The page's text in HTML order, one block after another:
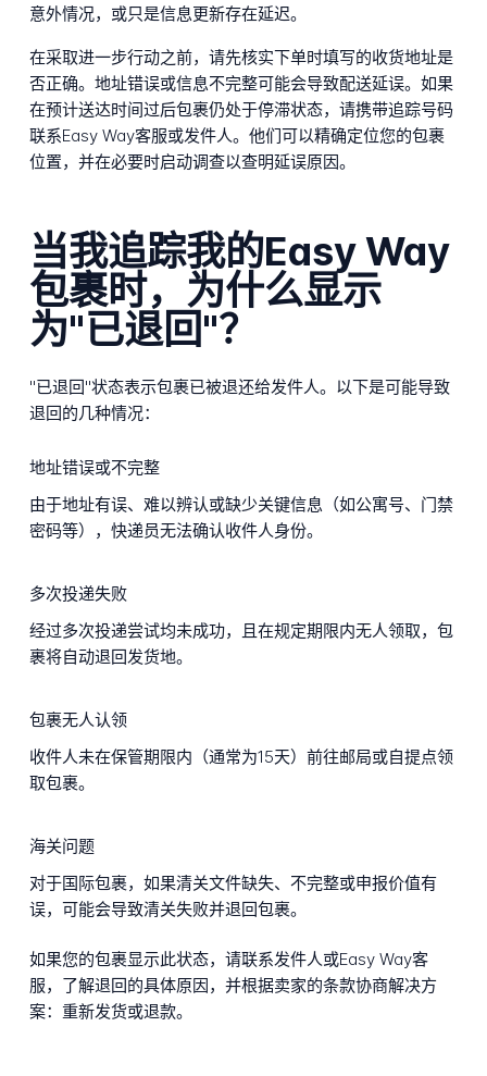
意外情况，或只是信息更新存在延迟。
在采取进一步行动之前，请先核实下单时填写的收货地址是
否正确。地址错误或信息不完整可能会导致配送延误。如果
在预计送达时间过后包裹仍处于停滞状态，请携带追踪号码
联系Easy Way客服或发件人。他们可以精确定位您的包裹
位置，并在必要时启动调查以查明延误原因。
当我追踪我的Easy Way
包裹时，为什么显示
为"已退回"？
"已退回"状态表示包裹已被退还给发件人。以下是可能导致
退回的几种情况：
地址错误或不完整
由于地址有误、难以辨认或缺少关键信息（如公寓号、门禁
密码等），快递员无法确认收件人身份。
多次投递失败
经过多次投递尝试均未成功，且在规定期限内无人领取，包
裹将自动退回发货地。
包裹无人认领
收件人未在保管期限内（通常为15天）前往邮局或自提点领
取包裹。
海关问题
对于国际包裹，如果清关文件缺失、不完整或申报价值有
误，可能会导致清关失败并退回包裹。
如果您的包裹显示此状态，请联系发件人或Easy Way客
服，了解退回的具体原因，并根据卖家的条款协商解决方
案：重新发货或退款。